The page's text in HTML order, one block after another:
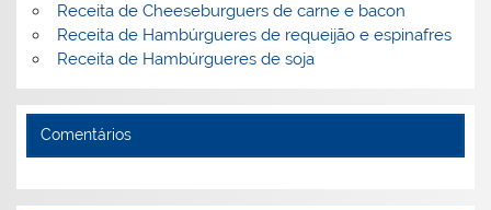
Receita de Cheeseburguers de carne e bacon
Receita de Hambúrgueres de requeijão e espinafres
Receita de Hambúrgueres de soja
Comentários